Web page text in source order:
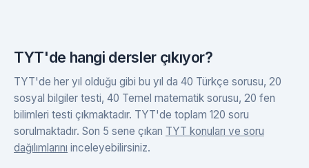
TYT'de hangi dersler çıkıyor?
TYT'de her yıl olduğu gibi bu yıl da 40 Türkçe sorusu, 20
sosyal bilgiler testi, 40 Temel matematik sorusu, 20 fen
bilimleri testi çıkmaktadır. TYT'de toplam 120 soru
sorulmaktadır. Son 5 sene çıkan TYT konuları ve soru
dağılımlarını inceleyebilirsiniz.